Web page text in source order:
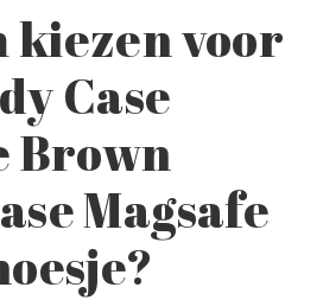
kiezen voor
Case
Brown
Magsafe